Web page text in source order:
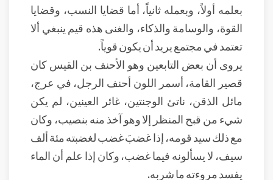
بعلمه أولاً، وبعمله ثانياً، أما قضايا النسب، وقضايا
القوة، والوسامة والذكاء، والغنى هذه قيم ينبغي ألا
تعتمد في مجتمع يريد أن يكون قوياً.
يروى أن بعض التابعين وهو الأحنف بن القيس كان
قصير القامة، أسمر اللون أحنف الرجل، في عرج،
مائل الذقن، ناتئ الوجنتين، غائر العينين، لم يكن
شيء من قبح المنظر إلا وهو آخذ منه بنصيب، وكان
مع ذلك سيد قومه، إذا غضبَ غضب لغضبته مئة ألف
سيف، لا يسألونه فيما غضب، وكان إذا علم أن الماء
يفسد مروءته ما شربه.